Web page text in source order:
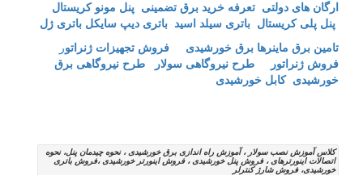
ارگان های دولتی تعرفه خرید برق تضمینی پنل مونو کریستال
پنل پلی کریستال باتری سیلد اسید باتری دیپ سایکل باتری ژل
تامین برق ماینرها برق خورشیدی
فروش تجهیزات ژنراتور
فروش ژنراتور
طرح نیروگاهی سولار
طرح نیروگاهی برق
خورشیدی کابل خورشیدی
کلاس آموزش نصب سولار ، آموزش راه اندازی برق خورشیدی ، نحوه چیدمان پنل، نحوه
اتصالات اینورترهای ، فروش پنل خورشیدی ، فروش اینورتر خورشیدی ،فروش باتری
خورشیدی، فروش شارژ کنترلر